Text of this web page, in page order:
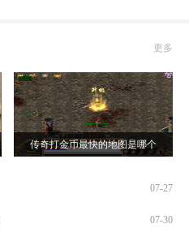
更多
传奇打金币最快的地图是哪个
07-27
07-30